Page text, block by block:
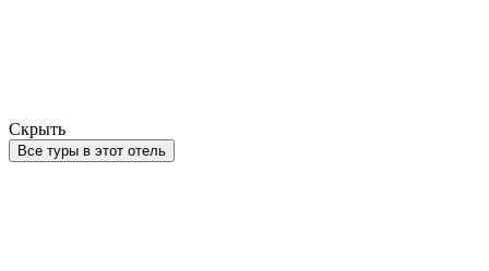
Скрыть
Все туры в этот отель